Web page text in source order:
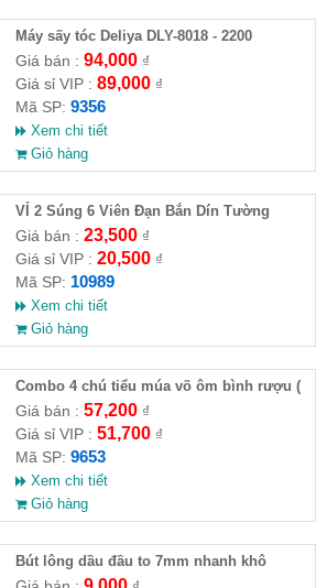
Máy sấy tóc Deliya DLY-8018 - 2200
Giá bán : 94,000₫
Giá sỉ VIP : 89,000₫
Mã SP: 9356
Xem chi tiết
Giỏ hàng
VỈ 2 Súng 6 Viên Đạn Bắn Dín Tường
Giá bán : 23,500₫
Giá sỉ VIP : 20,500₫
Mã SP: 10989
Xem chi tiết
Giỏ hàng
Combo 4 chú tiểu múa võ ôm bình rượu (
HĐ )
Giá bán : 57,200₫
Giá sỉ VIP : 51,700₫
Mã SP: 9653
Xem chi tiết
Giỏ hàng
Bút lông dầu đầu to 7mm nhanh khô